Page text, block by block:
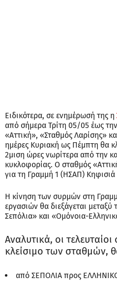
Ειδικότερα, σε ενημέρωσή της η
από σήμερα Τρίτη 05/05 έως
«Αττική», «Σταθμός Λαρίσης»
ημέρες Κυριακή ως Πέμπτη θα
2μιση ώρες νωρίτερα από την
κυκλοφορίας. Ο σταθμός
για τη Γραμμή 1 (ΗΣΑΠ) Κηφισιά
Η κίνηση των συρμών στη
εργασιών θα διεξάγεται
Σεπόλια» και «Ομόνοια-
Αναλυτικά, οι
κλείσιμο των σταθμών,
από ΣΕΠΟΛΙΑ προς ΕΛΛΗΝΙΚΟ